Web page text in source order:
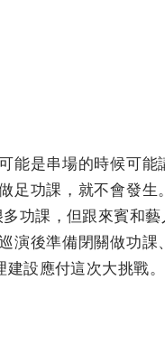
能是串場的時候可
足功課，就不會發
功課，但跟來賓和
演後準備閉關做功
設應付這次大挑戰。